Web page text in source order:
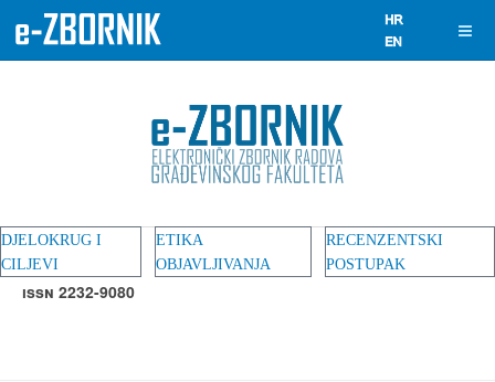
DJELOKRUG I
CILJEVI
ETIKA
OBJAVLJIVANJA
RECENZENTSKI
POSTUPAK
ISSN 2232-9080